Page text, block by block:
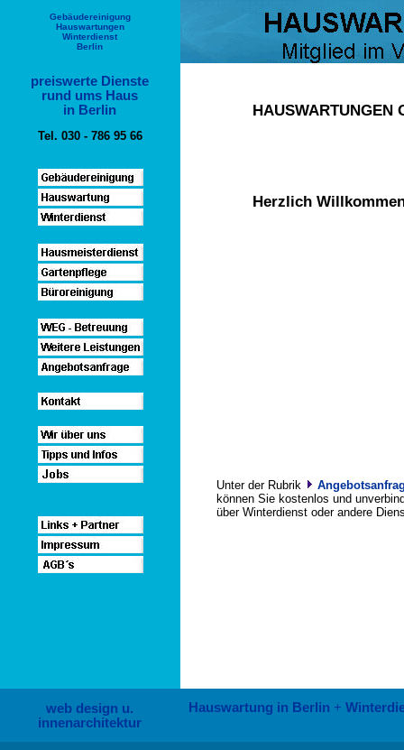
Gebäudereinigung
Hauswartungen
Winterdienst
Berlin
preiswerte Dienste
rund ums Haus
in Berlin
Tel. 030 - 786 95 66
HAUSWARTUNGEN
Herzlich
Unter der Rubrik
können Sie kostenlos und
über Winterdienst oder andere
web design u.
innenarchitektur
Hauswartung in Berlin +